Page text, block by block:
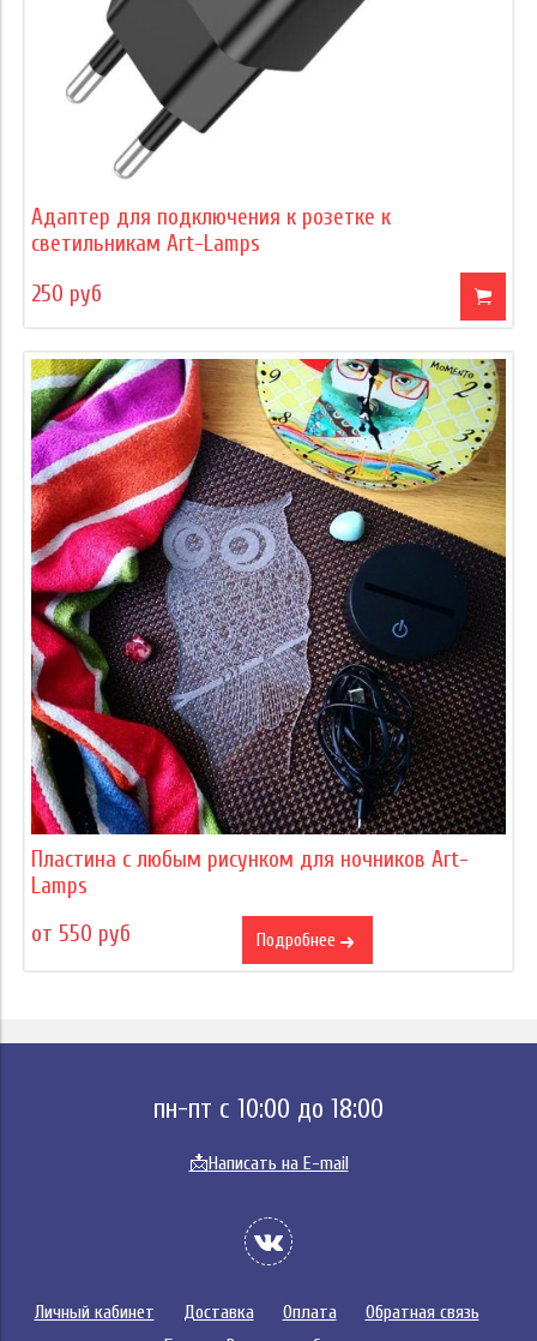
Адаптер для подключения к розетке к
светильникам Art-Lamps
250 руб
Пластина с любым рисунком для ночников Art-
Lamps
от 550 руб
Подробнее
пн-пт с 10:00 до 18:00
📩Написать на E-mail
Личный кабинет Доставка Оплата
Обратная связь